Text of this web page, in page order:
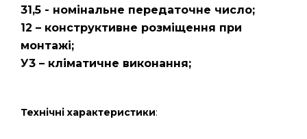
31,5 - номінальне передаточне число;
12 – конструктивне розміщення при
монтажі;
У3 – кліматичне виконання;
Технічні характеристики: